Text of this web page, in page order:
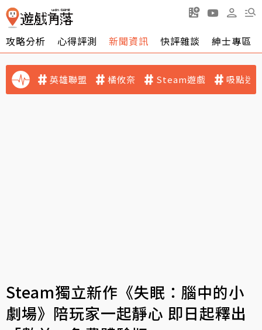
攻略分析 心得評測 新聞資訊 快評雜談 紳士專區
英雄聯盟 橘攸奈 Steam遊戲 吸點迷
Steam獨立新作《失眠：腦中的小
劇場》陪玩家一起靜心 即日起釋出